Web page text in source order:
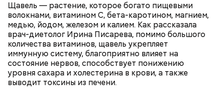
Щавель — растение, которое богато пищевыми
волокнами, витамином С, бета-каротином, магнием,
медью, йодом, железом и калием. Как рассказала
врач-диетолог Ирина Писарева, помимо большого
количества витаминов, щавель укрепляет
иммунную систему, благоприятно влияет на
состояние нервов, способствует понижению
уровня сахара и холестерина в крови, а также
выводит токсины из печени.